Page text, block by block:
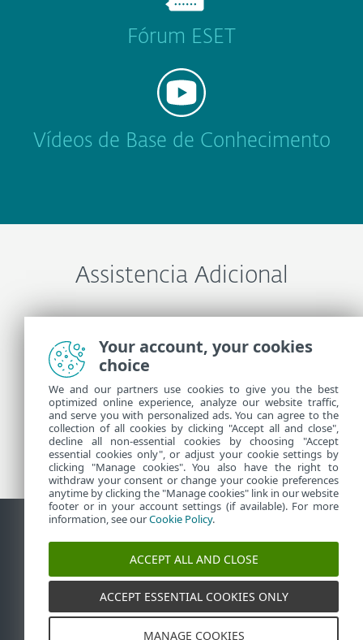
Fórum ESET
Vídeos de Base de Conhecimento
Assistencia Adicional
Entre em contato com o Suporte técnico ESET
Mais informações
Notícias do Suporte
Alertas de clientes
Reportar vulnerabilidades
Política de cookies
©1992-2026ESET, spol. s r.o. - Todos os direitos
marcas registradas ou marcas comerciais da ESET,
spol. s r.o. ou ESET North America. Todos os outros
Your account, your cookies
choice
We and our partners use cookies to give you the best
optimized online experience, analyze our website traffic,
and serve you with personalized ads. You can agree to the
collection of all cookies by clicking "Accept all and close",
decline all non-essential cookies by choosing "Accept
essential cookies only", or adjust your cookie settings by
clicking "Manage cookies". You also have the right to
withdraw your consent or change your cookie preferences
anytime by clicking the "Manage cookies" link in our website
footer or in your account settings (if available). For more
information, see ourCookie Policy.
ACCEPT ALL AND CLOSE
ACCEPT ESSENTIAL COOKIES ONLY
MANAGE COOKIES